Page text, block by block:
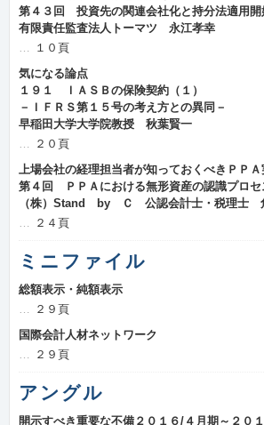
第４３回 投資先の関連会社化と持分法適用開
有限責任監査法人トーマツ 永江孝幸
１０頁
気になる論点
１９１ ＩＡＳＢの保険契約（１）
－ＩＦＲＳ第１５号の考え方との異同－
早稲田大学大学院教授 秋葉賢一
２０頁
上場会社の経理担当者が知っておくべきＰＰＡ
第４回 ＰＰＡにおける無形資産の認識プロセ
（株）Stand by Ｃ 公認会計士・税理士
２４頁
ミニファイル
総額表示・純額表示
２９頁
国際会計人材ネットワーク
２９頁
アングル
開示すべき重要な不備２０１６/４月期～２０